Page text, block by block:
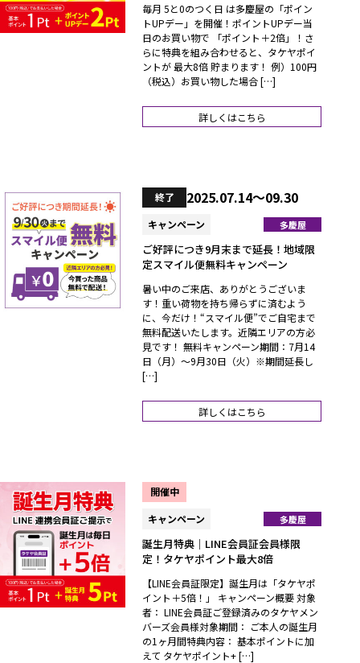
毎月 5と0のつく日 は多慶屋の「ポイン
トUPデー」を開催！ポイントUPデー当
日のお買い物で 「ポイント＋2倍」！さ
らに特典を組み合わせると、タケヤポイ
ントが 最大8倍 貯まります！ 例）100円
（税込）お買い物した場合 […]
詳しくはこちら
終了 2025.07.14～09.30
キャンペーン 多慶屋
ご好評につき9月末まで延長！地域限
定スマイル便無料キャンペーン
暑い中のご来店、ありがとうございま
す！重い荷物を持ち帰らずに済むよう
に、今だけ！“スマイル便”でご自宅まで
無料配送いたします。近隣エリアの方必
見です！ 無料キャンペーン期間：7月14
日（月）～9月30日（火）※期間延長し
[…]
詳しくはこちら
開催中
キャンペーン
多慶屋
誕生月特典｜LINE会員証会員様限
定！タケヤポイント最大8倍
【LINE会員証限定】誕生月は「タケヤポ
イント＋5倍！」 キャンペーン概要 対象
者： LINE会員証ご登録済みのタケヤメン
バーズ会員様対象期間： ご本人の誕生月
の1ヶ月間特典内容： 基本ポイントに加
えて タケヤポイント+ […]